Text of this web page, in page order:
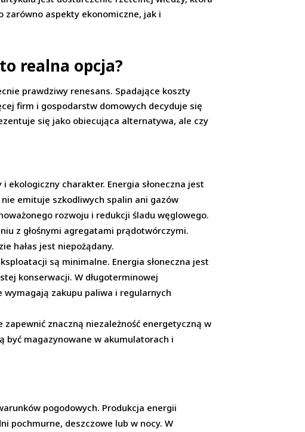
aspekty ekonomiczne, jak i
realna opcja?
prawdziwy renesans. Spadające koszty
firm i gospodarstw domowych decyduje się
się jako obiecująca alternatywa, ale czy
charakter. Energia słoneczna jest
emituje szkodliwych spalin ani gazów
rozwoju i redukcji śladu węglowego.
z głośnymi agregatami prądotwórczymi.
hałas jest niepożądany.
są minimalne. Energia słoneczna jest
konserwacji. W długoterminowej
zakupu paliwa i regularnych
znaczną niezależność energetyczną w
być magazynowane w akumulatorach i
pogodowych. Produkcja energii
pochmurne, deszczowe lub w nocy. W